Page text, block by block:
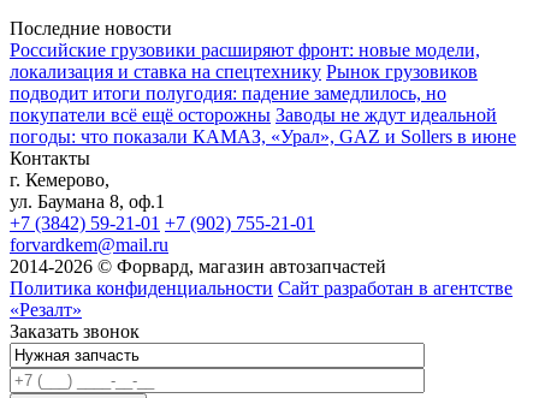
Последние новости
Российские грузовики расширяют фронт: новые модели,
локализация и ставка на спецтехнику Рынок грузовиков
подводит итоги полугодия: падение замедлилось, но
покупатели всё ещё осторожны Заводы не ждут идеальной
погоды: что показали КАМАЗ, «Урал», GAZ и Sollers в июне
Контакты
г. Кемерово,
ул. Баумана 8, оф.1
+7 (3842) 59-21-01 +7 (902) 755-21-01
forvardkem@mail.ru
2014-2026 © Форвард, магазин автозапчастей
Политика конфиденциальности Сайт разработан в агентстве
«Резалт»
Заказать звонок